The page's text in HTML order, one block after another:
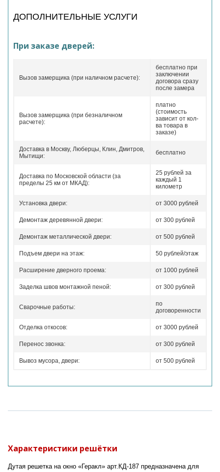
ДОПОЛНИТЕЛЬНЫЕ УСЛУГИ
При заказе дверей:
Вызов замерщика (при наличном расчете):
бесплатно при
заключении
договора сразу
после замера
Вызов замерщика (при безналичном
расчете):
платно
(стоимость
зависит от кол-
ва товара в
заказе)
Доставка в Москву, Люберцы, Клин, Дмитров,
Мытищи:
бесплатно
Доставка по Московской области (за
пределы 25 км от МКАД):
25 рублей за
каждый 1
километр
Установка двери: от 3000 рублей
Демонтаж деревянной двери: от 300 рублей
Демонтаж металлической двери: от 500 рублей
Подъем двери на этаж: 50 рублей/этаж
Расширение дверного проема: от 1000 рублей
Заделка швов монтажной пеной: от 300 рублей
Сварочные работы:
по
договоренности
Отделка откосов: от 3000 рублей
Перенос звонка: от 300 рублей
Вывоз мусора, двери: от 500 рублей
Характеристики решётки
Дутая решетка на окно «Геракл» арт.КД-187 предназначена для